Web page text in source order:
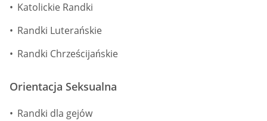
Katolickie Randki
Randki Luterańskie
Randki Chrześcijańskie
Orientacja Seksualna
Randki dla gejów